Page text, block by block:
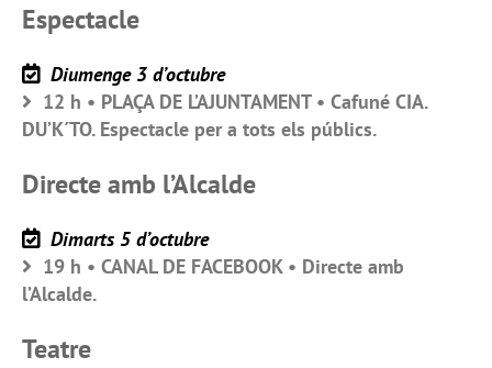
Espectacle
Diumenge 3 d’octubre
12 h • PLAÇA DE L’AJUNTAMENT • Cafuné CIA.
DU’K´TO. Espectacle per a tots els públics.
Directe amb l’Alcalde
Dimarts 5 d’octubre
19 h • CANAL DE FACEBOOK • Directe amb
l’Alcalde.
Teatre